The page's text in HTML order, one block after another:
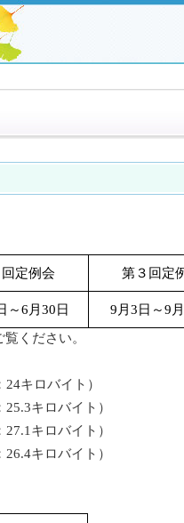
定例会 第３回定
～6月30日 9月3日～9
ください。
24キロバイト）
25.3キロバイト）
27.1キロバイト）
26.4キロバイト）